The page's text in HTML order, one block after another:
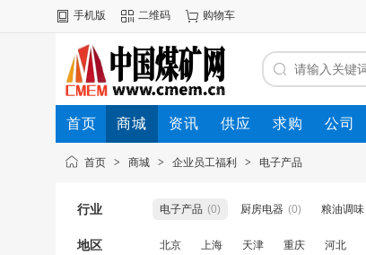
手机版 二维码 购物车
首页 商城 资讯 供应 求购 公司
首页 > 商城 > 企业员工福利 > 电子产品
行业 电子产品 (0) 厨房电器 (0) 粮油调味
地区 北京 上海 天津 重庆 河北